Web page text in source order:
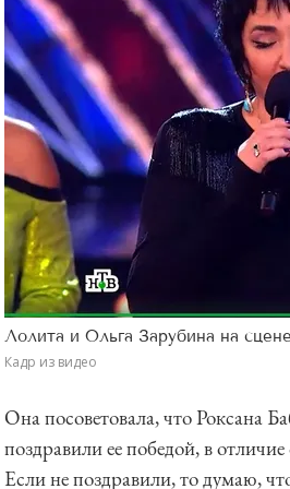
Лолита и Ольга Зарубина на
Кадр из видео
Она посоветовала, что Роксана
поздравили ее победой, в
Если не поздравили, то думаю,